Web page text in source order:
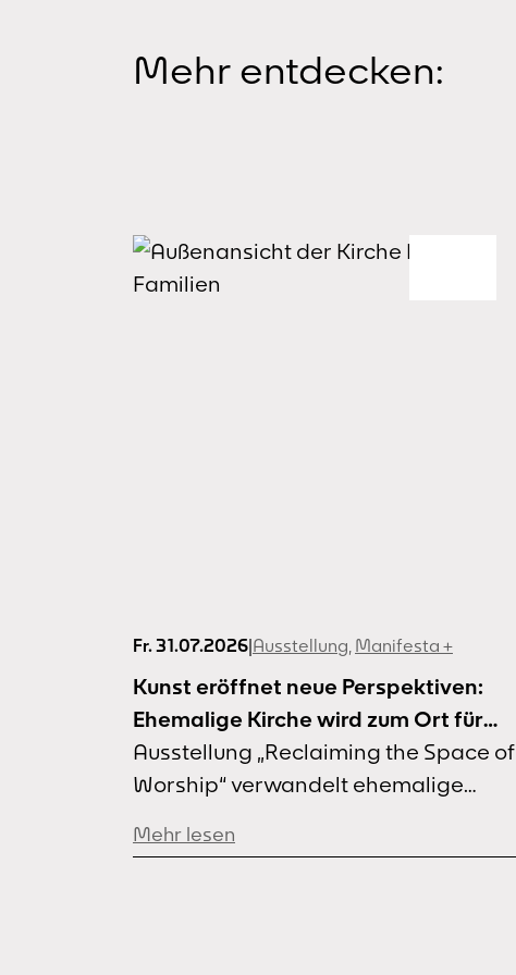
Mehr entdecken:
Fr. 31.07.2026|Ausstellung, Manifesta +
Kunst eröffnet neue Perspektiven:
Ehemalige Kirche wird zum Ort für
Kunst und Gemeinschaft
Ausstellung „Reclaiming the Space of
Worship“ verwandelt ehemalige
können leerstehende Kirchen zu
Mehr lesen